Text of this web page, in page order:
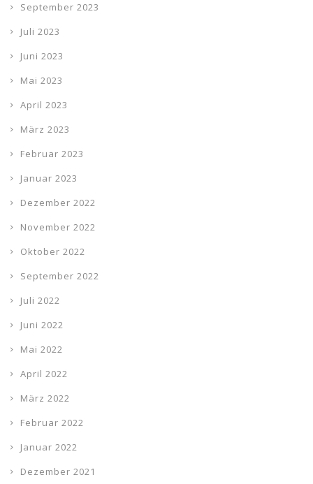
September 2023
Juli 2023
Juni 2023
Mai 2023
April 2023
März 2023
Februar 2023
Januar 2023
Dezember 2022
November 2022
Oktober 2022
September 2022
Juli 2022
Juni 2022
Mai 2022
April 2022
März 2022
Februar 2022
Januar 2022
Dezember 2021